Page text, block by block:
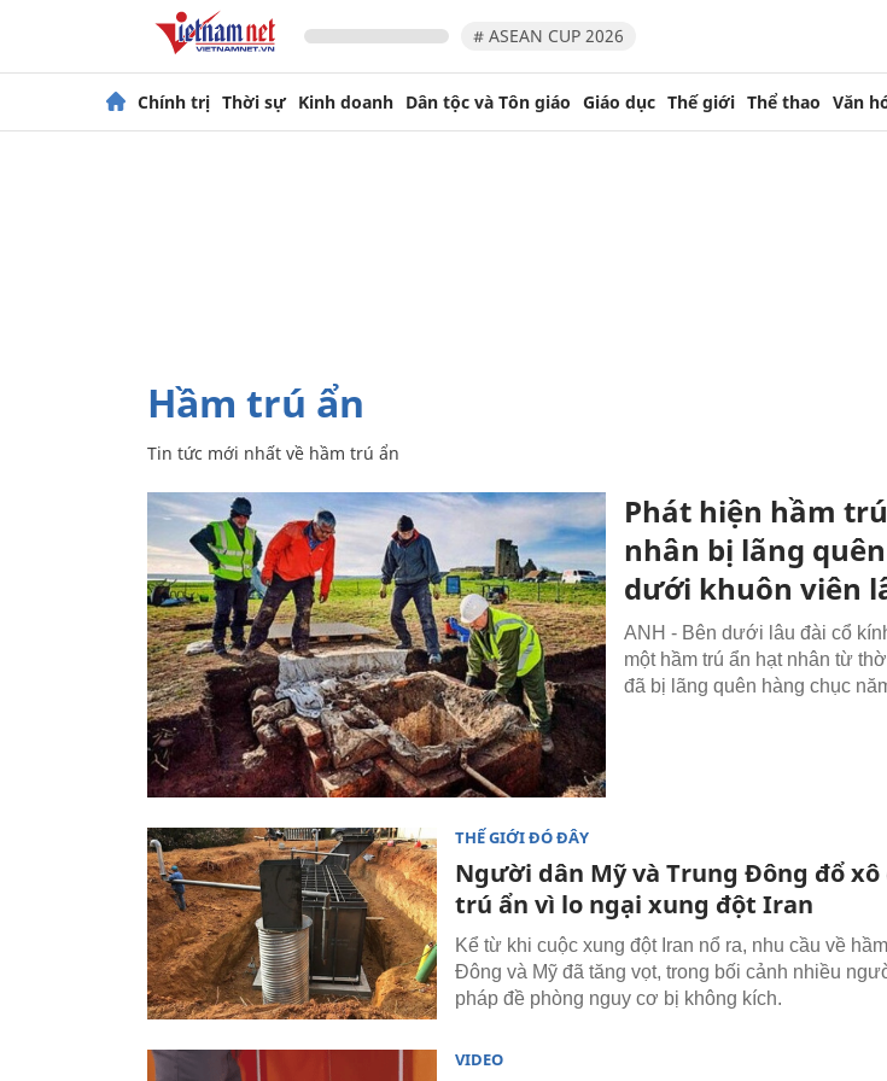
# ASEAN CUP 2026
Chính trị Thời sự Kinh doanh Dân tộc và Tôn giáo Giáo dục Thế giới Thể thao Văn
hầm trú ẩn
Tin tức mới nhất về hầm trú ẩn
Phát hiện hầm
nhân bị lãng
dưới khuôn viên
ANH - Bên dưới lâu đài cổ
một hầm trú ẩn hạt nhân từ
đã bị lãng quên hàng chục
THẾ GIỚI ĐÓ ĐÂY
Người dân Mỹ và Trung Đông đổ
trú ẩn vì lo ngại xung đột Iran
Kể từ khi cuộc xung đột Iran nổ ra, nhu cầu về
Đông và Mỹ đã tăng vọt, trong bối cảnh nhiều
pháp đề phòng nguy cơ bị không kích.
VIDEO